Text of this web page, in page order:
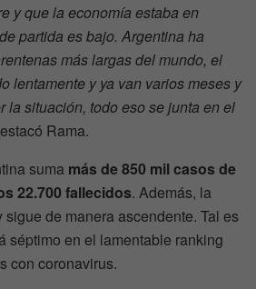
y que la economía estaba en
partida es bajo. Argentina ha
más largas del mundo, el
lentamente y ya van varios meses y
la situación, todo eso se junta en el
Rama.
suma más de 850 mil casos de
22.700 fallecidos. Además, la
de manera ascendente. Tal es
séptimo en el lamentable ranking
con coronavirus.